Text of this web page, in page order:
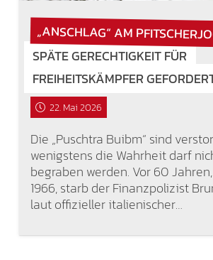
„ANSCHLAG“ AM
SPÄTE GERECHTIGKEIT FÜR
FREIHEITSKÄMPFER
22. Mai 2026
Die „Puschtra Buibm“ sind
wenigstens die Wahrheit darf
begraben werden. Vor 60
1966, starb der Finanzpolizist
laut offizieller italienischer…